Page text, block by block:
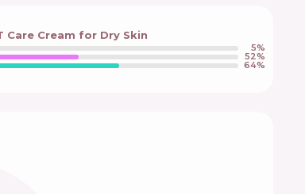
Cream for Dry Skin
5%
52%
64%